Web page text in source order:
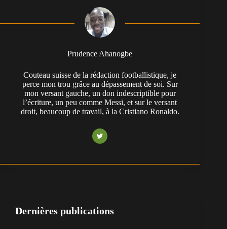
Prudence Ahanogbe
Couteau suisse de la rédaction footballistique, je
perce mon trou grâce au dépassement de soi. Sur
mon versant gauche, un don indescriptible pour
l’écriture, un peu comme Messi, et sur le versant
droit, beaucoup de travail, à la Cristiano Ronaldo.
Dernières publications